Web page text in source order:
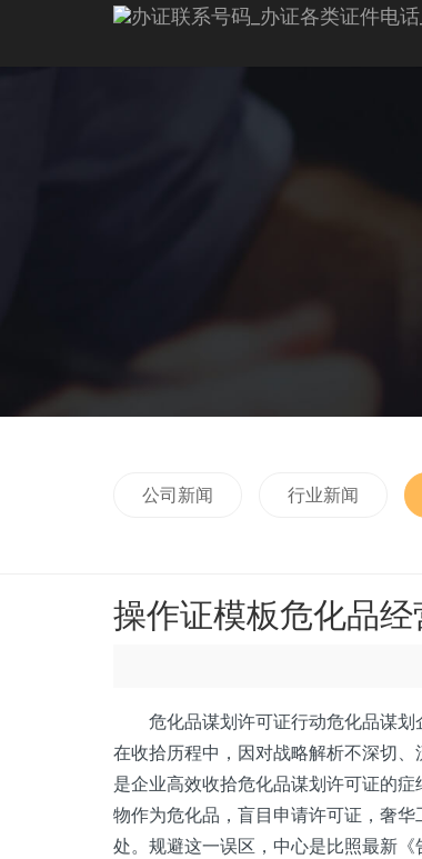
公司新闻 行业新闻
操作证模板危化品
危化品谋划许可证行动危化品谋划
在收拾历程中，因对战略解析不深切
是企业高效收拾危化品谋划许可证的
物作为危化品，盲目申请许可证，奢
处。规避这一误区，中心是比照最新